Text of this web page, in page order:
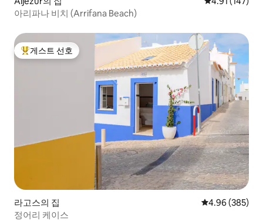
아리파나 비치 (Arrifana Beach)
상위 게스트 선호
게스트 선호
라고스의 집 평점 4.96점(5
4.96 (385)
정어리 케이스